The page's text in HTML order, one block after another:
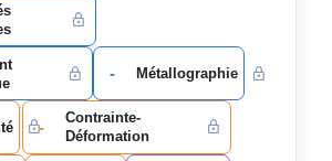
- Métallographie
-
Contrainte-
Déformation